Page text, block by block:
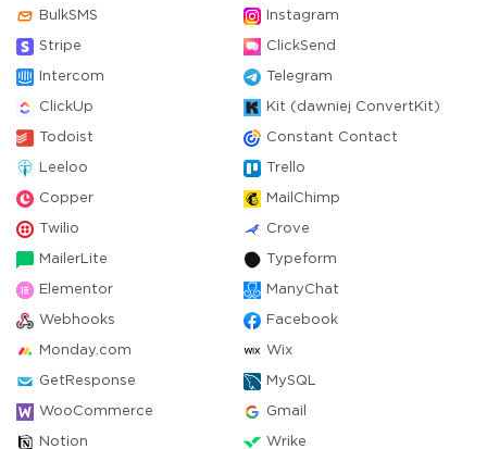
BulkSMS Instagram
Stripe ClickSend
Intercom Telegram
ClickUp Kit (dawniej ConvertKit)
Todoist Constant Contact
Leeloo Trello
Copper MailChimp
Twilio Crove
MailerLite Typeform
Elementor ManyChat
Webhooks Facebook
Monday.com Wix
GetResponse MySQL
WooCommerce Gmail
Notion Wrike